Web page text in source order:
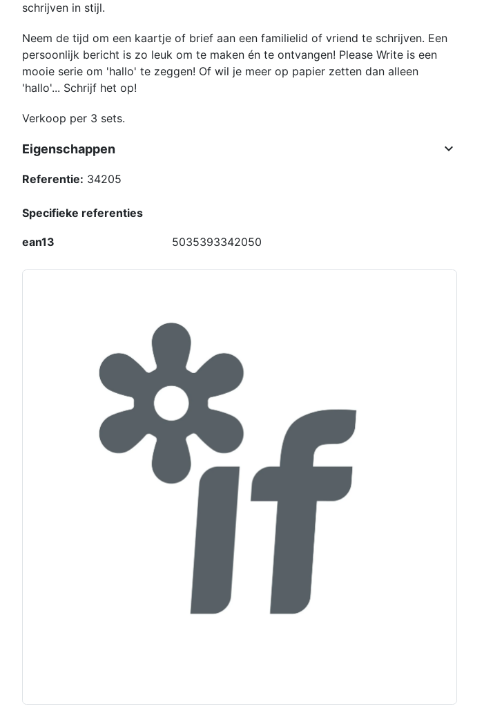
schrijven in stijl.
Neem de tijd om een kaartje of brief aan een familielid of vriend te schrijven. Een
persoonlijk bericht is zo leuk om te maken én te ontvangen! Please Write is een
mooie serie om 'hallo' te zeggen! Of wil je meer op papier zetten dan alleen
'hallo'... Schrijf het op!
Verkoop per 3 sets.
Eigenschappen 
Referentie: 34205
Specifieke referenties
ean13 5035393342050